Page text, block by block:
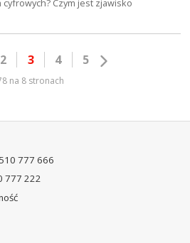
Czym jest zjawisko
2 3 4 5
na 8 stronach
777 666
777 222